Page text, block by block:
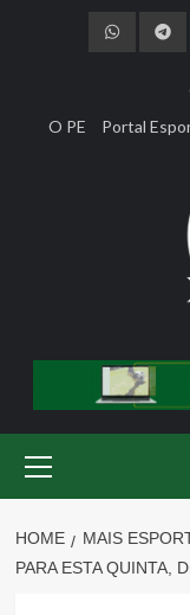
O PE
Portal
Menu
HOME MAIS
PARA ESTA QUINTA,